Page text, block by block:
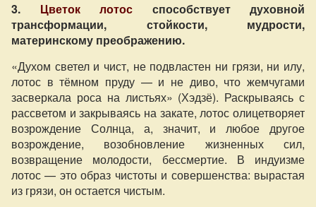
3. Цветок лотос способствует духовной
трансформации, стойкости, мудрости,
материнскому преображению.
«Духом светел и чист, не подвластен ни грязи, ни илу,
лотос в тёмном пруду — и не диво, что жемчугами
засверкала роса на листьях» (Хэдзё). Раскрываясь с
рассветом и закрываясь на закате, лотос олицетворяет
возрождение Солнца, а, значит, и любое другое
возрождение, возобновление жизненных сил,
возвращение молодости, бессмертие. В индуизме
лотос — это образ чистоты и совершенства: вырастая
из грязи, он остается чистым.